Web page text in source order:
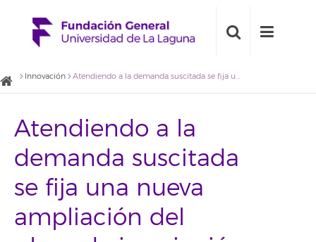
Innovación Atendiendo a la demanda suscitada se fija una nueva ampliación del plazo de inscripción para el 'Campus de la Ciencia y la Tecnología' de la ULL
Atendiendo a la
demanda suscitada
se fija una nueva
ampliación del